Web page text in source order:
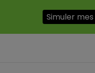
Simuler